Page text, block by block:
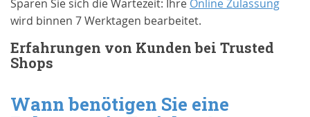
Sparen Sie sich die Wartezeit: Ihre Online Zulassung
wird binnen 7 Werktagen bearbeitet.
Erfahrungen von Kunden bei Trusted
Shops
Wann benötigen Sie eine